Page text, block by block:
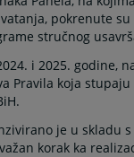
pokrenute
stručnog
i 2025. godine,
Pravila koja
je u skladu
korak ka